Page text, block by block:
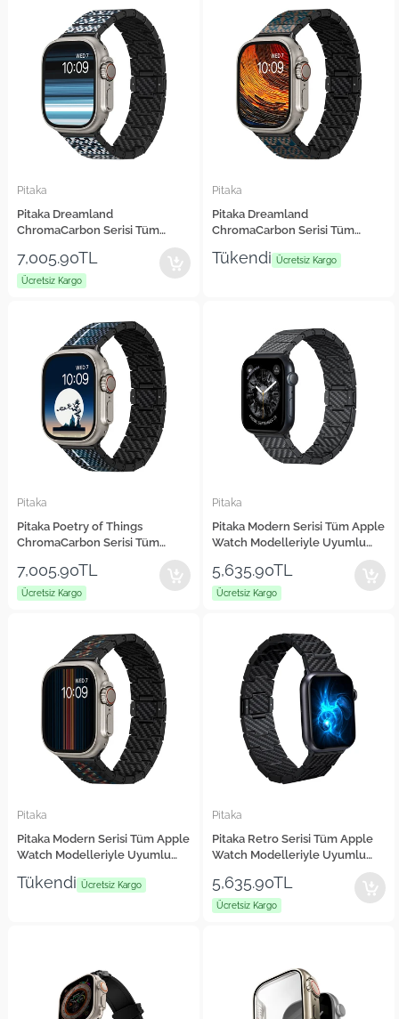
Pitaka
Pitaka Dreamland
ChromaCarbon Serisi Tüm
Uyumlu Aramid Fiber ve
Karbon Fiber Mosaic Universal
7,005.90TL
Ücretsiz Kargo
Pitaka
Pitaka Dreamland
ChromaCarbon Serisi Tüm
Uyumlu Aramid Fiber ve
Tükendi Ücretsiz Kargo
Pitaka
Pitaka Poetry of Things
ChromaCarbon Serisi Tüm
Uyumlu Aramid Fiber ve
Karbon Fiber Moon Universal
7,005.90TL
Ücretsiz Kargo
Pitaka
Pitaka Modern Serisi Tüm Apple
Watch Modelleriyle Uyumlu
Karbon Fiber Black-Grey Twill
Universal Kordon
5,635.90TL
Ücretsiz Kargo
Pitaka
Pitaka Modern Serisi Tüm Apple
Watch Modelleriyle Uyumlu
Rhapsody Universal Kordon
Tükendi Ücretsiz Kargo
Pitaka
Pitaka Retro Serisi Tüm Apple
Watch Modelleriyle Uyumlu
Karbon Fiber Black-Grey Twill
Universal Kordon
5,635.90TL
Ücretsiz Kargo